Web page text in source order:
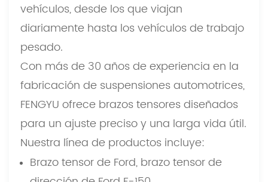
vehículos, desde los que viajan
diariamente hasta los vehículos de trabajo
pesado.
Con más de 30 años de experiencia en la
fabricación de suspensiones automotrices,
FENGYU ofrece brazos tensores diseñados
para un ajuste preciso y una larga vida útil.
Nuestra línea de productos incluye:
Brazo tensor de Ford, brazo tensor de